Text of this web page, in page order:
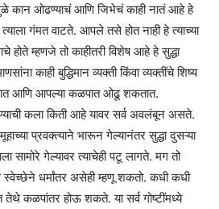
कान ओढण्याचं आणि जिभेचं काही नातं आहे हे
गंमत वाटते. आपले तसे होत नाही हे त्याच्या
होते म्हणजे तो काहीतरी विशेष आहे हे सुद्धा
काही बुद्धिमान व्यक्ती किंवा व्यक्तींचे शिष्य
आणि आपल्या कळपात ओढू शकतात.
कला किती आहे यावर सर्व अवलंबून असते.
प्रवक्त्याने भारून गेल्यानंतर सुद्धा दुसऱ्या
सामोरे गेल्यावर त्याचेही पटू लागते. मग तो
स्वेच्छेने धर्मांतर असेही म्हणू शकतो. कधी कधी
कळपांतर होऊ शकते. या सर्व गोष्टींमध्ये